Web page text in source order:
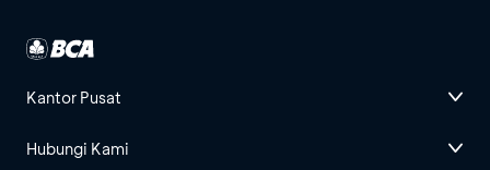
Kantor Pusat
Hubungi Kami